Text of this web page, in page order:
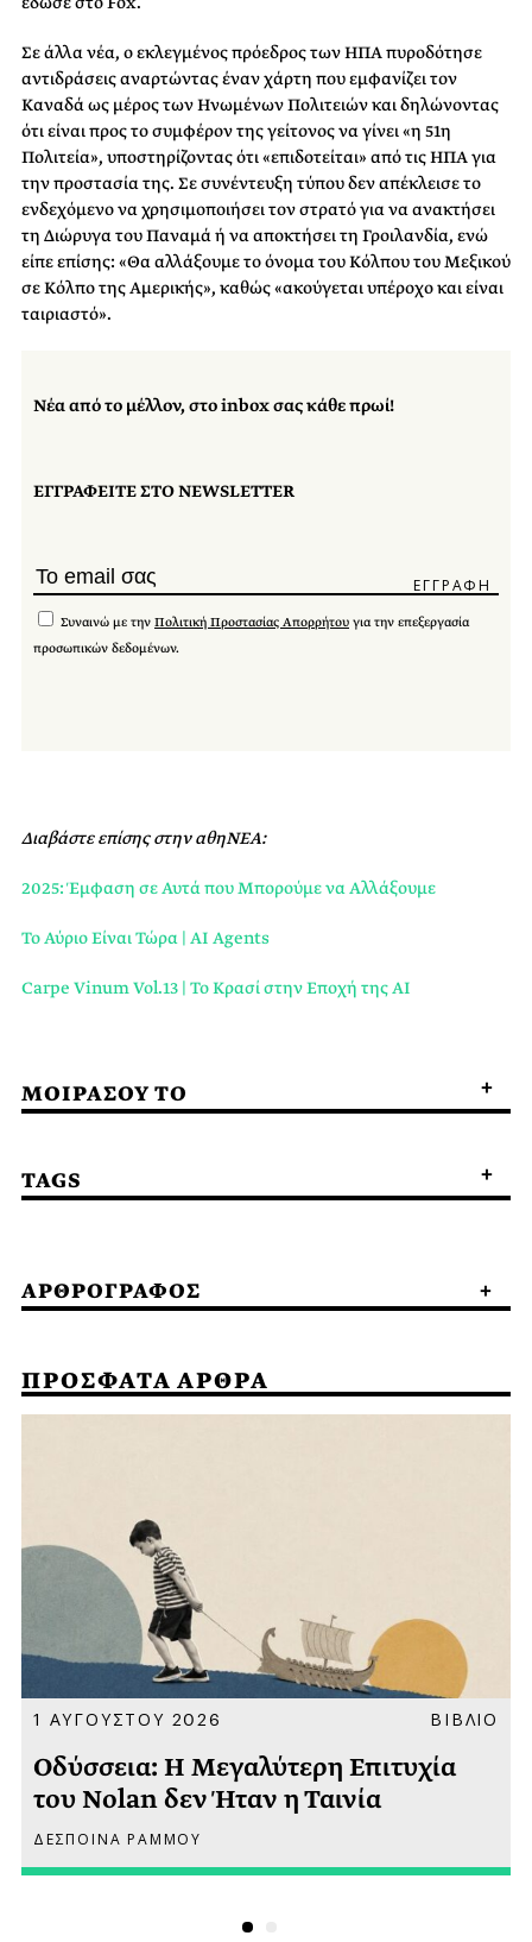
Σε άλλα νέα, ο εκλεγμένος πρόεδρος των ΗΠΑ πυροδότησε
αντιδράσεις αναρτώντας έναν χάρτη που εμφανίζει τον
Καναδά ως μέρος των Ηνωμένων Πολιτειών και δηλώνοντας
ότι είναι προς το συμφέρον της γείτονος να γίνει «η 51η
Πολιτεία», υποστηρίζοντας ότι «επιδοτείται» από τις ΗΠΑ για
την προστασία της. Σε συνέντευξη τύπου δεν απέκλεισε το
ενδεχόμενο να χρησιμοποιήσει τον στρατό για να ανακτήσει
τη Διώρυγα του Παναμά ή να αποκτήσει τη Γροιλανδία, ενώ
είπε επίσης: «Θα αλλάξουμε το όνομα του Κόλπου του Μεξικού
σε Κόλπο της Αμερικής», καθώς «ακούγεται υπέροχο και είναι
ταιριαστό».
Νέα από το μέλλον, στο inbox σας κάθε πρωί!
ΕΓΓΡΑΦΕΙΤΕ ΣΤΟ NEWSLETTER
Συναινώ με την Πολιτική Προστασίας Απορρήτου για την επεξεργασία
προσωπικών δεδομένων.
Διαβάστε επίσης στην αθηΝΕΑ:
2025: Έμφαση σε Αυτά που Μπορούμε να Αλλάξουμε
Το Αύριο Είναι Τώρα | AI Agents
Carpe Vinum Vol.13 | Το Κρασί στην Εποχή της ΑΙ
ΜΟΙΡΑΣΟΥ ΤΟ
TAGS
ΑΡΘΡΟΓΡΑΦΟΣ
ΠΡΟΣΦΑΤΑ ΑΡΘΡΑ
1 ΑΥΓΟΥΣΤΟΥ 2026 ΒΙΒΛΙΟ
Οδύσσεια: Η Μεγαλύτερη Επιτυχία
του Nolan δεν Ήταν η Ταινία
ΔΕΣΠΟΙΝΑ ΡΑΜΜΟΥ